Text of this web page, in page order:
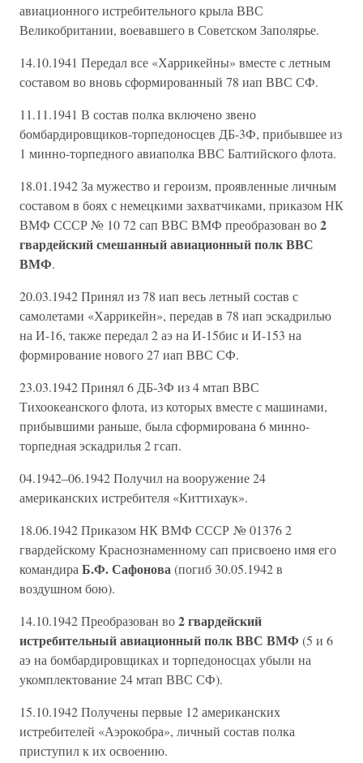
авиационного истребительного крыла ВВС
Великобритании, воевавшего в Советском Заполярье.
14.10.1941 Передал все «Харрикейны» вместе с летным
составом во вновь сформированный 78 иап ВВС СФ.
11.11.1941 В состав полка включено звено
бомбардировщиков-торпедоносцев ДБ-3Ф, прибывшее из
1 минно-торпедного авиаполка ВВС Балтийского флота.
18.01.1942 За мужество и героизм, проявленные личным
составом в боях с немецкими захватчиками, приказом НК
ВМФ СССР № 10 72 сап ВВС ВМФ преобразован во2
гвардейский смешанный авиационный полк ВВС
ВМФ.
20.03.1942 Принял из 78 иап весь летный состав с
самолетами «Харрикейн», передав в 78 иап эскадрилью
на И-16, также передал 2 аэ на И-15бис и И-153 на
формирование нового 27 иап ВВС СФ.
23.03.1942 Принял 6 ДБ-3Ф из 4 мтап ВВС
Тихоокеанского флота, из которых вместе с машинами,
прибывшими раньше, была сформирована 6 минно-
торпедная эскадрилья 2 гсап.
04.1942–06.1942 Получил на вооружение 24
американских истребителя «Киттихаук».
18.06.1942 Приказом НК ВМФ СССР № 01376 2
гвардейскому Краснознаменному сап присвоено имя его
командира Б.Ф. Сафонова(погиб 30.05.1942 в
воздушном бою).
14.10.1942 Преобразован во2 гвардейский
истребительный авиационный полк ВВС ВМФ (5 и 6
аэ на бомбардировщиках и торпедоносцах убыли на
укомплектование 24 мтап ВВС СФ).
15.10.1942 Получены первые 12 американских
истребителей «Аэрокобра», личный состав полка
приступил к их освоению.